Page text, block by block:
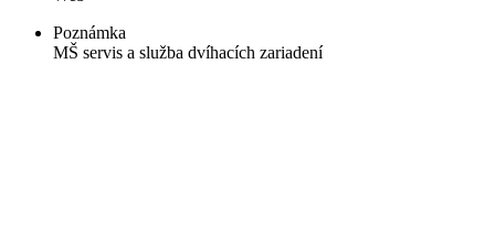
Poznámka
MŠ servis a služba dvíhacích zariadení